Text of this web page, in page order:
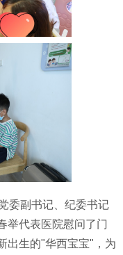
委副书记、纪委书记
举代表医院慰问了门
出生的"华西宝宝"，为